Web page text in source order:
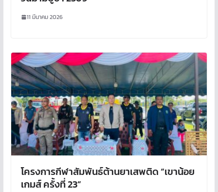
11 มีนาคม 2026
โครงการกีฬาสัมพันธ์ต้านยาเสพติด “เขาน้อย
เกมส์ ครั้งที่ 23”